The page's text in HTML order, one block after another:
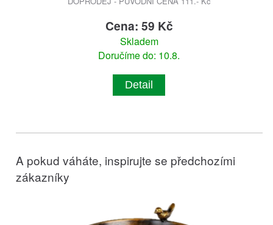
Cena: 59 Kč
Skladem
Doručíme do: 10.8.
Detail
A pokud váháte, inspirujte se předchozími
zákazníky